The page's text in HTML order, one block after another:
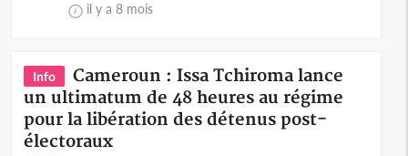
il y a 8 mois
Info
Cameroun : Issa Tchiroma lance
un ultimatum de 48 heures au régime
pour la libération des détenus post-
électoraux